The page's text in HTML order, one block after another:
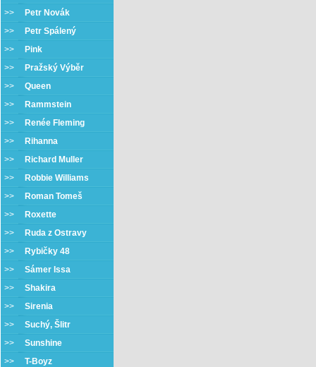
>>
Petr Novák
>>
Petr Spálený
>>
Pink
>>
Pražský Výběr
>> Queen
>>
Rammstein
>>
Renée Fleming
>>
Rihanna
>>
Richard Muller
>>
Robbie Williams
>>
Roman Tomeš
>>
Roxette
>>
Ruda z Ostravy
>>
Rybičky 48
>> Sámer Issa
>> Shakira
>> Sirenia
>> Suchý, Šlitr
>> Sunshine
>> T-Boyz